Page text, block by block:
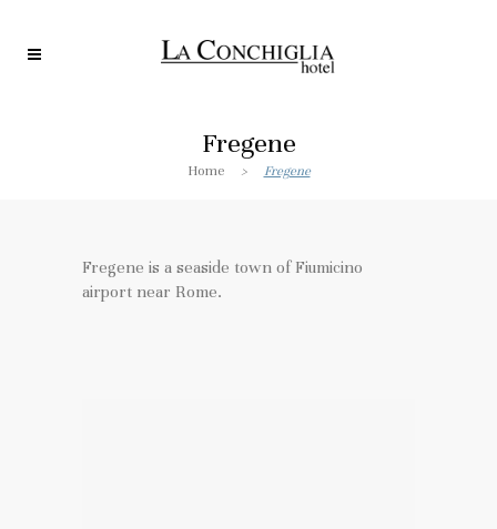
Fregene
Home > Fregene
Fregene is a seaside town of Fiumicino
airport near Rome.